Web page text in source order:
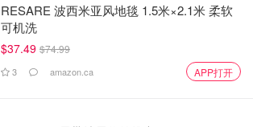
RESARE 波西米亚风地毯 1.5米×2.1米 柔软
可机洗
$37.49 $74.99
3 amazon.ca APP打开